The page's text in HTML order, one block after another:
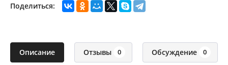
Поделиться:
Описание Отзывы 0 Обсуждение 0